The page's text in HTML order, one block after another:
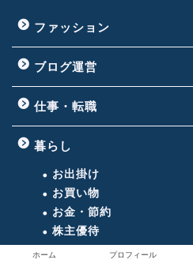
ファッション
ブログ運営
仕事・転職
暮らし
お出掛け
お買い物
お金・節約
株主優待
ホーム プロフィール